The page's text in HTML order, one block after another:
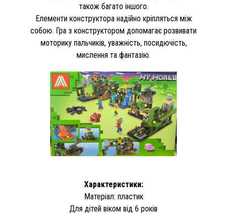
також багато іншого.
Елементи конструктора надійно кріпляться між
собою. Гра з конструктором допомагає розвивати
моторику пальчиків, уважність, посидючість,
мислення та фантазію.
Характеристики:
Матеріал: пластик
Для дітей віком від 6 років